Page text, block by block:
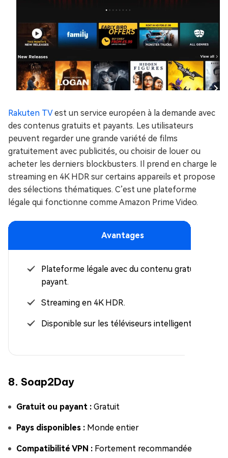
Rakuten TVest un service européen à la demande avec
des contenus gratuits et payants. Les utilisateurs
peuvent regarder une grande variété de films
gratuitement avec publicités, ou choisir de louer ou
acheter les derniers blockbusters. Il prend en charge le
streaming en 4K HDR sur certains appareils et propose
des sélections thématiques. C’est une plateforme
légale qui fonctionne comme Amazon Prime Video.
Avantages
Plateforme légale avec du contenu gratuit et
payant.
Streaming en 4K HDR.
Disponible sur les téléviseurs intelligents.
8. Soap2Day
Gratuit ou payant : Gratuit
Pays disponibles : Monde entier
Compatibilité VPN : Fortement recommandée